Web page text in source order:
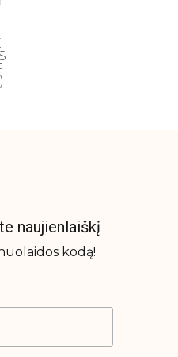
naujienlaiškį
kodą!